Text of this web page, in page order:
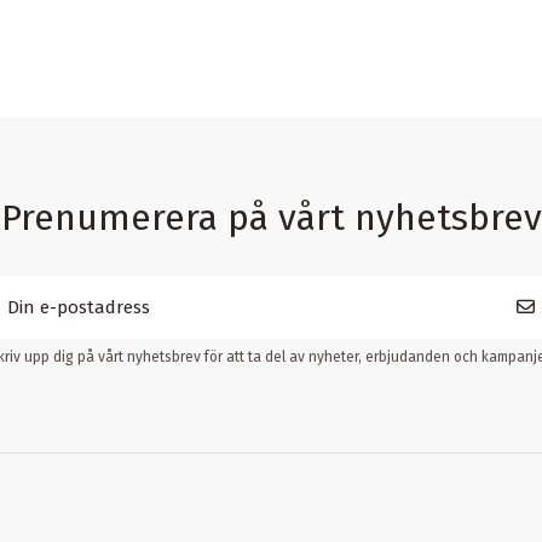
Prenumerera på vårt nyhetsbrev
upp dig på vårt nyhetsbrev för att ta del av nyheter, erbjudanden och